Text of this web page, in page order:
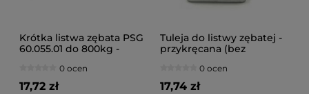
Krótka listwa zębata PSG
60.055.01 do 800kg -
(kompatybilna z
60.056.01)
0 ocen
17,72 zł
Tuleja do listwy zębatej -
przykręcana (bez
0 ocen
17,74 zł